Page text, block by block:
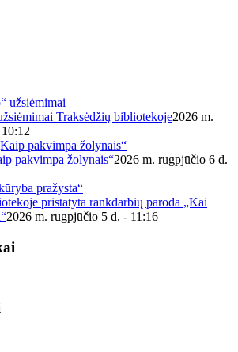
Traksėdžių bibliotekoje2026 m.
pakvimpa žolynais“2026 m. rugpjūčio 6 d.
pristatyta rankdarbių paroda „Kai
2026 m. rugpjūčio 5 d. - 11:16